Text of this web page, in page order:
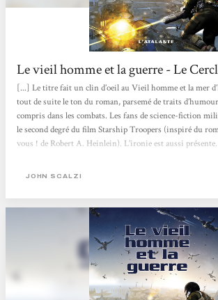
Le vieil homme et la guerre - Le
[...] Le titre fait un clin d’oeil au Vieil homme et la mer
tout de suite le ton du roman, parsemé de traits
compris dans les combats. Les fans de science-fiction
le second degré du film Starship Troopers (inspiré du
vous ! de Robert A. Heinlein). L’ironie est aussi présente.
Terre (les Indiens et les Pakistanais), les seuls à vouloir
JOHN SCALZI